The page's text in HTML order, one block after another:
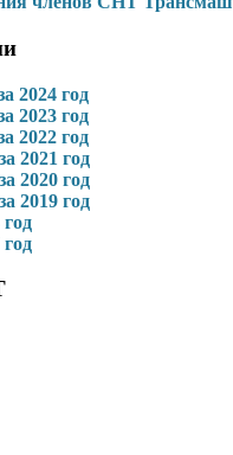
2024 год
2023 год
2022 год
2021 год
2020 год
2019 год